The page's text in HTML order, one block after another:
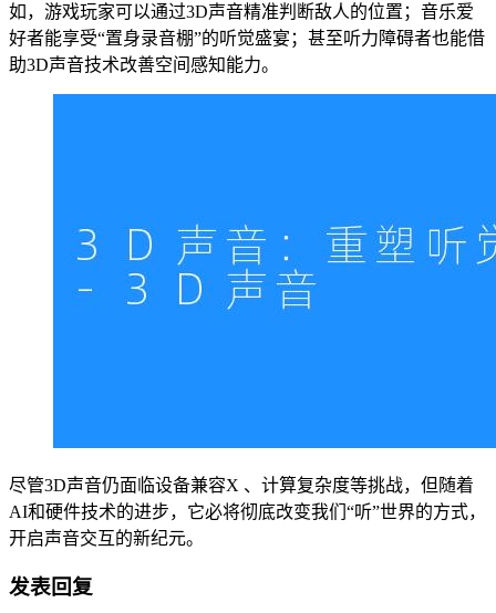
如，游戏玩家可以通过3D声音精准判断敌人的位置；音乐爱
好者能享受“置身录音棚”的听觉盛宴；甚至听力障碍者也能借
助3D声音技术改善空间感知能力。
尽管3D声音仍面临设备兼容X 、计算复杂度等挑战，但随着
AI和硬件技术的进步，它必将彻底改变我们“听”世界的方式，
开启声音交互的新纪元。
发表回复